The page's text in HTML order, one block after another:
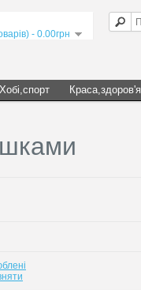
- 0.00грн
Хобі,спорт Краса,здоров'я